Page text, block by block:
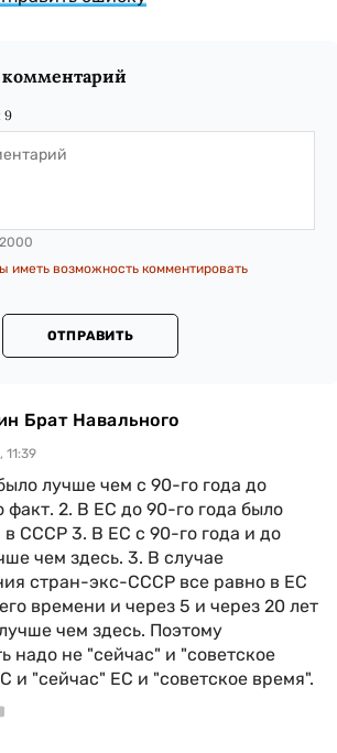
комментарий
9
2000
иметь возможность комментировать
ОТПРАВИТЬ
Брат Навального
11:39
лучше чем с 90-го года до
факт. 2. В ЕС до 90-го года было
СССР 3. В ЕС с 90-го года и до
чем здесь. 3. В случае
стран-экс-СССР все равно в ЕС
времени и через 5 и через 20 лет
чем здесь. Поэтому
надо не "сейчас" и "советское
и "сейчас" ЕС и "советское время".